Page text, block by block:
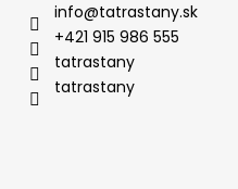
info@tatrastany.sk
+421 915 986 555
tatrastany
tatrastany